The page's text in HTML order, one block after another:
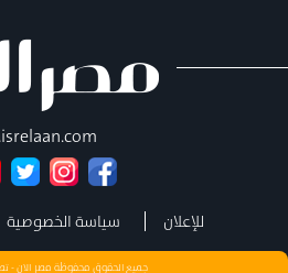
للإعلان سياسة الخصوصية
جميع الحقوق محفوظة مصر الان -